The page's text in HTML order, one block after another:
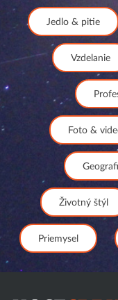
Jedlo & pitie
Vzdelanie
Foto &
Životný štýl
Priemysel